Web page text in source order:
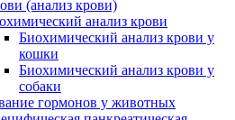
(анализ крови)
анализ крови
Биохимический анализ крови у
кошки
Биохимический анализ крови у
собаки
гормонов у животных